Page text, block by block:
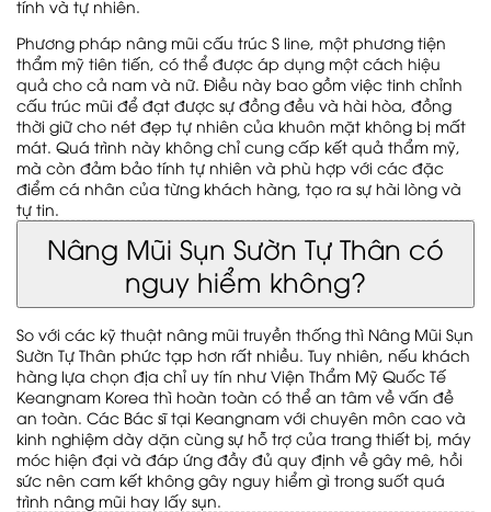
tính và tự nhiên.
Phương pháp nâng mũi cấu trúc S line, một phương tiện
thẩm mỹ tiên tiến, có thể được áp dụng một cách hiệu
quả cho cả nam và nữ. Điều này bao gồm việc tinh chỉnh
cấu trúc mũi để đạt được sự đồng đều và hài hòa, đồng
thời giữ cho nét đẹp tự nhiên của khuôn mặt không bị mất
mát. Quá trình này không chỉ cung cấp kết quả thẩm mỹ,
mà còn đảm bảo tính tự nhiên và phù hợp với các đặc
điểm cá nhân của từng khách hàng, tạo ra sự hài lòng và
tự tin.
Nâng Mũi Sụn Sườn Tự Thân có
nguy hiểm không?
So với các kỹ thuật nâng mũi truyền thống thì Nâng Mũi Sụn
Sườn Tự Thân phức tạp hơn rất nhiều. Tuy nhiên, nếu khách
hàng lựa chọn địa chỉ uy tín như Viện Thẩm Mỹ Quốc Tế
Keangnam Korea thì hoàn toàn có thể an tâm về vấn đề
an toàn. Các Bác sĩ tại Keangnam với chuyên môn cao và
kinh nghiệm dày dặn cùng sự hỗ trợ của trang thiết bị, máy
móc hiện đại và đáp ứng đầy đủ quy định về gây mê, hồi
sức nên cam kết không gây nguy hiểm gì trong suốt quá
trình nâng mũi hay lấy sụn.